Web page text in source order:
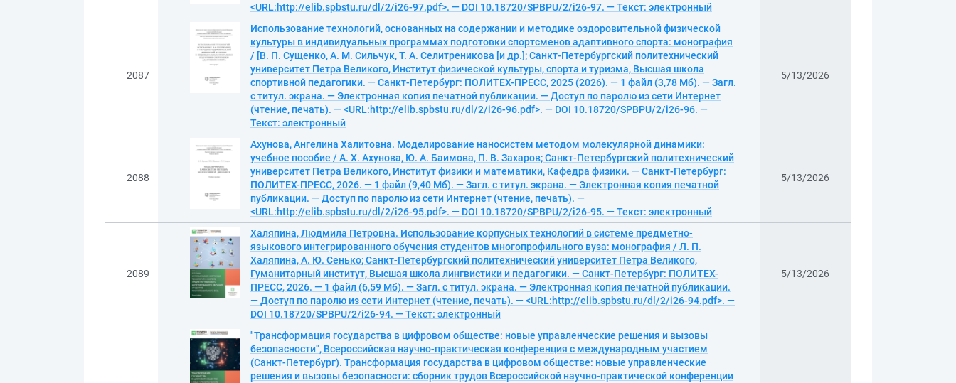
<URL:http://elib.spbstu.ru/dl/2/i26-97.pdf>. — DOI 10.18720/SPBPU/2/i26-97. — Текст: электронный
2087
Использование технологий, основанных на содержании и методике оздоровительной физической
культуры в индивидуальных программах подготовки спортсменов адаптивного спорта: монография
/ [В. П. Сущенко, А. М. Сильчук, Т. А. Селитреникова [и др.]; Санкт-Петербургский политехнический
университет Петра Великого, Институт физической культуры, спорта и туризма, Высшая школа
спортивной педагогики. — Санкт-Петербург: ПОЛИТЕХ-ПРЕСС, 2025 (2026). — 1 файл (3,78 Мб). — Загл.
с титул. экрана. — Электронная копия печатной публикации. — Доступ по паролю из сети Интернет
(чтение, печать). — <URL:http://elib.spbstu.ru/dl/2/i26-96.pdf>. — DOI 10.18720/SPBPU/2/i26-96. —
Текст: электронный
5/13/2026
2088
Ахунова, Ангелина Халитовна. Моделирование наносистем методом молекулярной динамики:
учебное пособие / А. Х. Ахунова, Ю. А. Баимова, П. В. Захаров; Санкт-Петербургский политехнический
университет Петра Великого, Институт физики и математики, Кафедра физики. — Санкт-Петербург:
ПОЛИТЕХ-ПРЕСС, 2026. — 1 файл (9,40 Мб). — Загл. с титул. экрана. — Электронная копия печатной
публикации. — Доступ по паролю из сети Интернет (чтение, печать). —
<URL:http://elib.spbstu.ru/dl/2/i26-95.pdf>. — DOI 10.18720/SPBPU/2/i26-95. — Текст: электронный
5/13/2026
2089
Халяпина, Людмила Петровна. Использование корпусных технологий в системе предметно-
языкового интегрированного обучения студентов многопрофильного вуза: монография / Л. П.
Халяпина, А. Ю. Сенько; Санкт-Петербургский политехнический университет Петра Великого,
Гуманитарный институт, Высшая школа лингвистики и педагогики. — Санкт-Петербург: ПОЛИТЕХ-
ПРЕСС, 2026. — 1 файл (6,59 Мб). — Загл. с титул. экрана. — Электронная копия печатной публикации.
— Доступ по паролю из сети Интернет (чтение, печать). — <URL:http://elib.spbstu.ru/dl/2/i26-94.pdf>. —
DOI 10.18720/SPBPU/2/i26-94. — Текст: электронный
5/13/2026
"Трансформация государства в цифровом обществе: новые управленческие решения и вызовы
безопасности", Всероссийская научно-практическая конференция с международным участием
(Санкт-Петербург). Трансформация государства в цифровом обществе: новые управленческие
решения и вызовы безопасности: сборник трудов Всероссийской научно-практической конференции